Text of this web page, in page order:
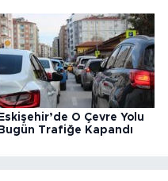
Eskişehir’de O Çevre Yolu
Bugün Trafiğe Kapandı